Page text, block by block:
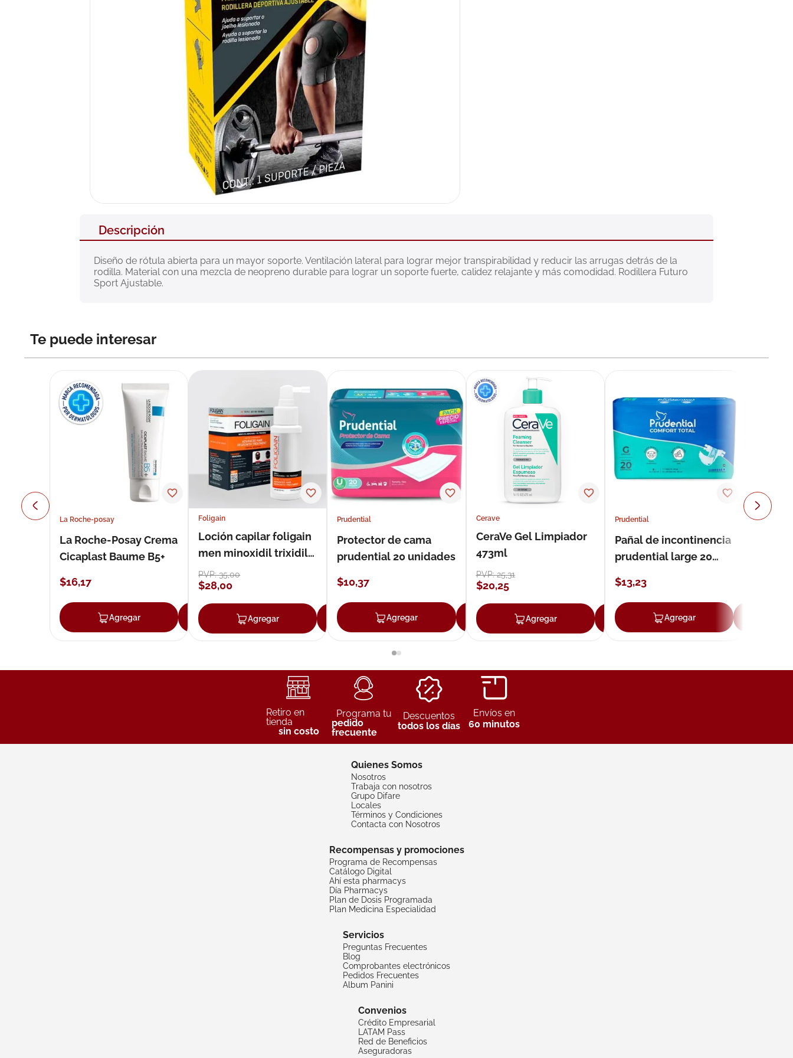
Descripción
Diseño de rótula abierta para un mayor soporte. Ventilación lateral para lograr mejor transpirabilidad y reducir las arrugas detrás de la
rodilla. Material con una mezcla de neopreno durable para lograr un soporte fuerte, calidez relajante y más comodidad. Rodillera Futuro
Sport Ajustable.
Te puede interesar
La Roche-posay
La Roche-Posay Crema
Cicaplast Baume B5+
$16,17
Agregar Agregar
Foligain
Loción capilar foligain
men minoxidil trixidil
loción 59 ml
PVP:35,00
$28,00
Agregar Agregar
Prudential
Protector de cama
prudential 20 unidades
$10,37
Agregar Agregar
Cerave
CeraVe Gel Limpiador
473ml
PVP:25,31
$20,25
Agregar Agregar
Prudential
Pañal de incontinencia
prudential large 20
$13,23
Agregar
Retiro en
tienda
sin costo
Programa tu
pedido
frecuente
Descuentos
todos los días
Envíos en
60 minutos
Quienes Somos
Nosotros
Trabaja con nosotros
Grupo Difare
Locales
Términos y Condiciones
Contacta con Nosotros
Recompensas y promociones
Programa de Recompensas
Catálogo Digital
Ahí esta pharmacys
Día Pharmacys
Plan de Dosis Programada
Plan Medicina Especialidad
Servicios
Preguntas Frecuentes
Blog
Comprobantes electrónicos
Pedidos Frecuentes
Album Panini
Convenios
Crédito Empresarial
LATAM Pass
Red de Beneficios
Aseguradoras
10.pañales